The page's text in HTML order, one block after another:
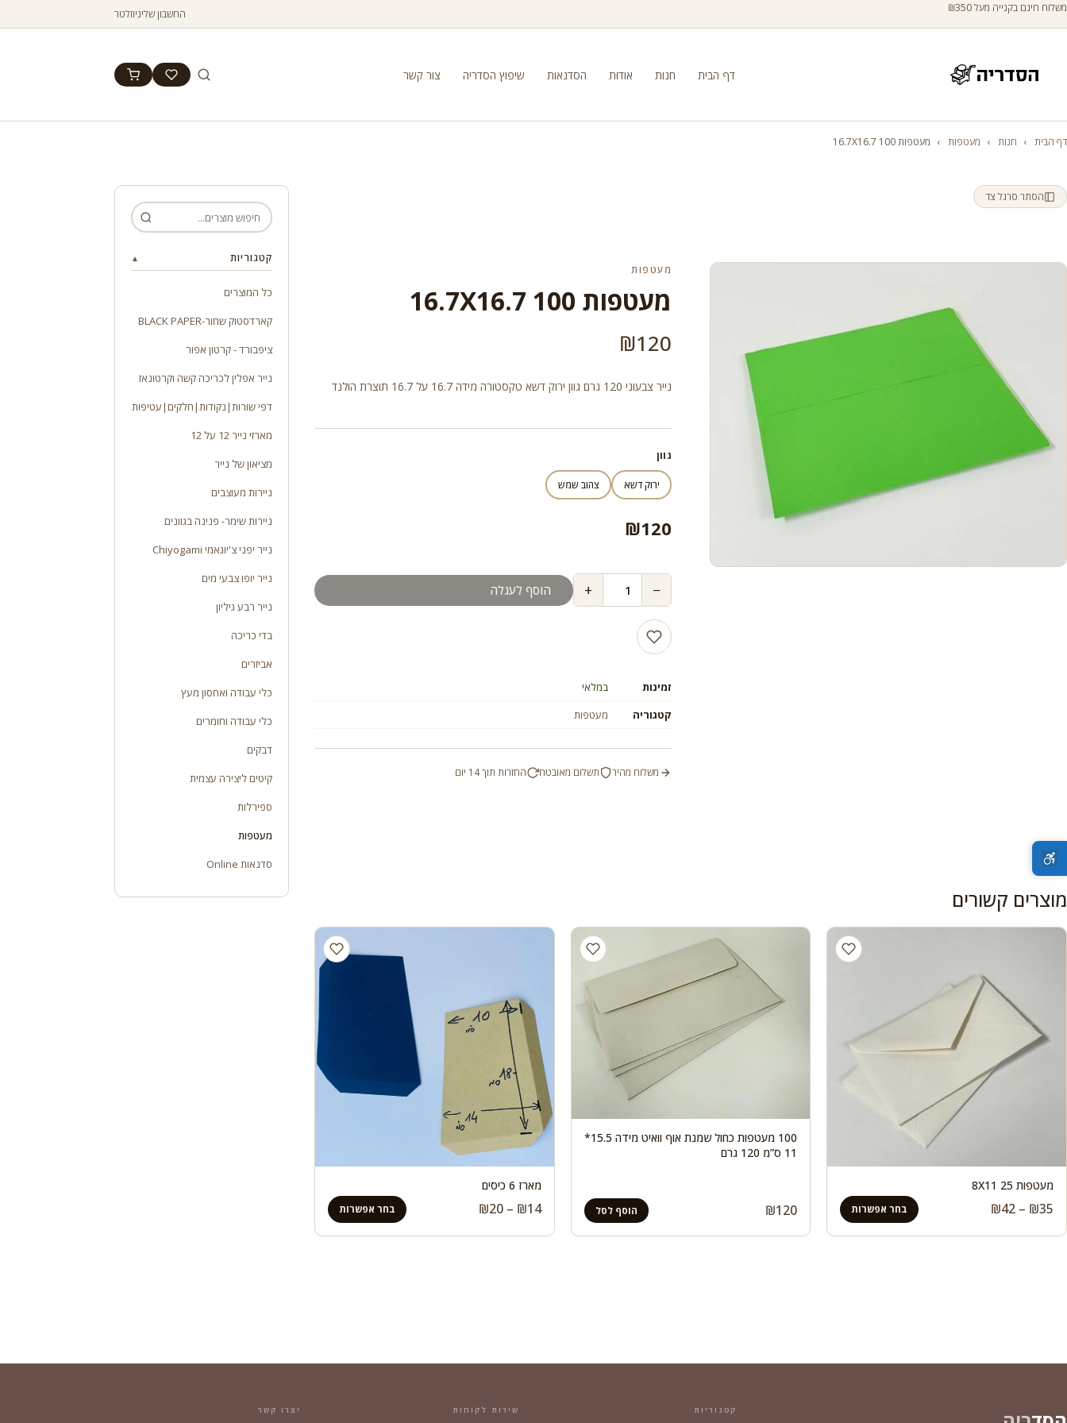
משלוח חינם בקנייה מעל ₪350 החשבון שליניוזלטר
דף הבית חנות אודות הסדנאות שיפוץ הסדריה צור קשר
דף הבית › חנות › מעטפות › מעטפות 100 16.7X16.7
הסתר סרגל צד
מעטפות
מעטפות 100 16.7X16.7
₪120
נייר צבעוני 120 גרם גוון ירוק דשא טקסטורה מידה 16.7 על 16.7 תוצרת הולנד
גוון
ירוק דשא צהוב שמש
₪120
−
+ הוסף לעגלה
זמינות
במלאי
קטגוריה
מעטפות
משלוח מהיר תשלום מאובטח החזרות תוך 14 יום
מוצרים קשורים
מעטפות 25 8X11
₪35
–
₪42 בחר אפשרות
100 מעטפות כחול שמנת אוף וואיט מידה 15.5*
11 ס”מ 120 גרם
₪120 הוסף לסל
מארז 6 כיסים
₪14
–
₪20 בחר אפשרות
קטגוריות ▲
כל המוצרים
קארדסטוק שחור-BLACK PAPER
ציפבורד - קרטון אפור
נייר אפלין לכריכה קשה וקרטונאז
דפי שורות|נקודות|חלקים|עטיפות
מארזי נייר 12 על 12
מציאון של נייר
ניירות מעוצבים
ניירות שימר- פנינה בגוונים
נייר יפני צ'יוגאמי Chiyogami
נייר יופו צבעי מים
נייר רבע גיליון
בדי כריכה
אביזרים
כלי עבודה ואחסון מעץ
כלי עבודה וחומרים
דבקים
קיטים ליצירה עצמית
ספירלות
מעטפות
סדנאות Online
קטגוריות שירות לקוחות יצרו קשר